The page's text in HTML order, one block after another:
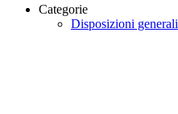
Categorie
Disposizioni generali